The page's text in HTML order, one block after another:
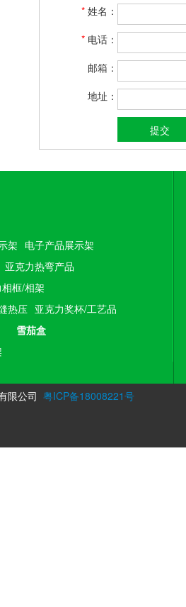
* 姓名：
* 电话：
邮箱：
地址：
架 电子产品展示架
亚克力热弯产品
框/相架
热压 亚克力奖杯/工艺品
雪茄盒
限公司 粤ICP备18008221号